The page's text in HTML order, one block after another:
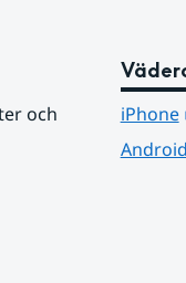
och
iPhone
Android